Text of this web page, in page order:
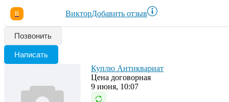
В ВикторДобавить отзыв
Позвонить
Написать
Куплю Антиквариат
Цена договорная
9 июня, 10:07